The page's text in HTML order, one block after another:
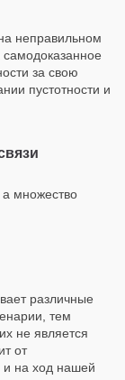
неправильном
за свою
пустотности и
множество
различные
тем
не является
от
и на ход нашей